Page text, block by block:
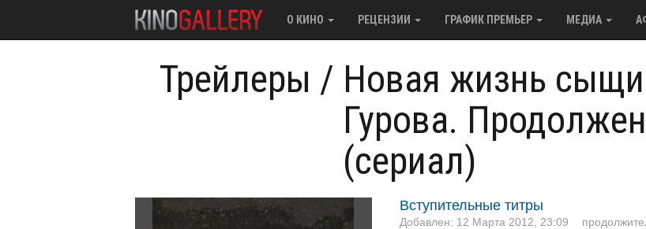
О КИНО РЕЦЕНЗИИ ГРАФИК ПРЕМЬЕР МЕДИА
Трейлеры / Новая жизнь
Гурова.
(сериал)
Вступительные титры
Добавлен: 12 Марта 2012, 23:09